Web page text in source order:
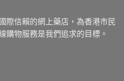
際信賴的網上藥店，為香港市民
購物服務是我們追求的目標。